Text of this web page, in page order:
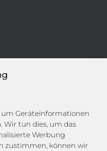
um Geräteinformationen
Wir tun dies, um das
Werbung
zustimmen, können wir